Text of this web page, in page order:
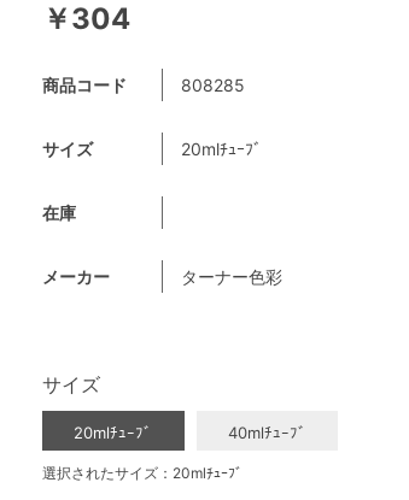
￥304
商品コード 808285
サイズ 20mlﾁｭｰﾌﾞ
在庫
メーカー ターナー色彩
サイズ
20mlﾁｭｰﾌﾞ 40mlﾁｭｰﾌﾞ
選択されたサイズ：20mlﾁｭｰﾌﾞ